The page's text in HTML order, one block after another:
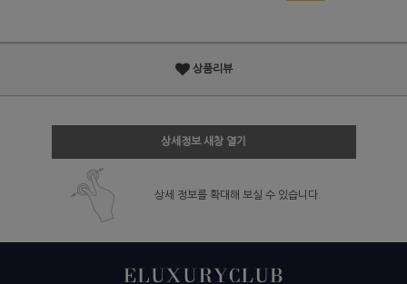
상품리뷰
상세정보 새창 열기
상세 정보를 확대해 보실 수 있습니다.